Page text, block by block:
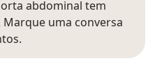
abdominal tem
uma conversa